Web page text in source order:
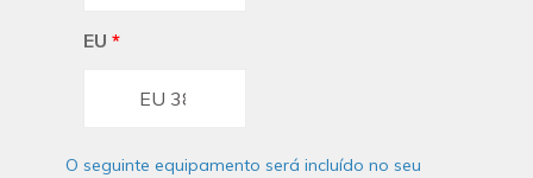
EU *
O seguinte equipamento será incluído no seu